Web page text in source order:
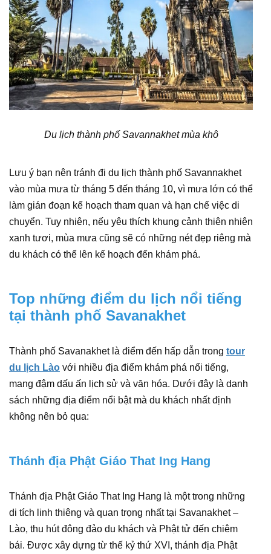
Du lịch thành phố Savannakhet mùa khô
Lưu ý bạn nên tránh đi du lịch thành phố Savannakhet
vào mùa mưa từ tháng 5 đến tháng 10, vì mưa lớn có thể
làm gián đoạn kế hoạch tham quan và hạn chế việc di
chuyển. Tuy nhiên, nếu yêu thích khung cảnh thiên nhiên
xanh tươi, mùa mưa cũng sẽ có những nét đẹp riêng mà
du khách có thể lên kế hoạch đến khám phá.
Top những điểm du lịch nổi tiếng
tại thành phố Savanakhet
Thành phố Savanakhet là điểm đến hấp dẫn trong tour
du lịch Lào với nhiều địa điểm khám phá nổi tiếng,
mang đậm dấu ấn lịch sử và văn hóa. Dưới đây là danh
sách những địa điểm nổi bật mà du khách nhất định
không nên bỏ qua:
Thánh địa Phật Giáo That Ing Hang
Thánh địa Phật Giáo That Ing Hang là một trong những
di tích linh thiêng và quan trọng nhất tại Savanakhet –
Lào, thu hút đông đảo du khách và Phật tử đến chiêm
bái. Được xây dựng từ thế kỷ thứ XVI, thánh địa Phật